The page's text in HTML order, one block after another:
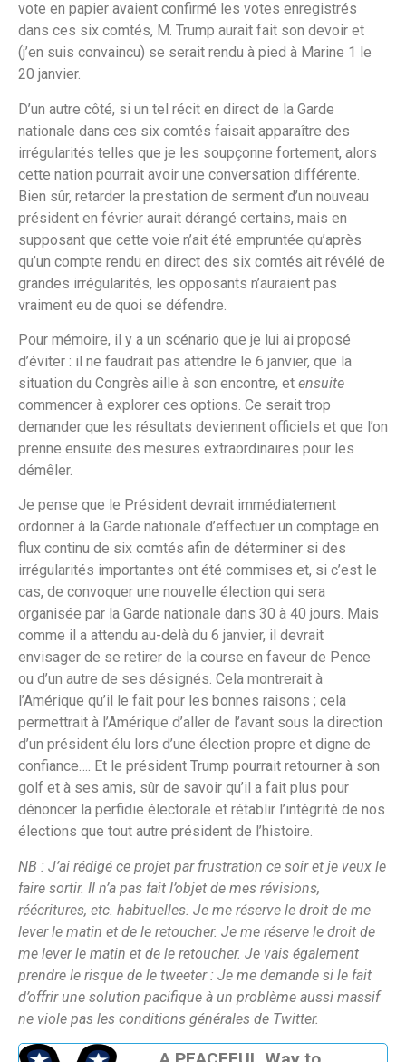
vote en papier avaient confirmé les votes enregistrés
dans ces six comtés, M. Trump aurait fait son devoir et
(j’en suis convaincu) se serait rendu à pied à Marine 1 le
20 janvier.
D’un autre côté, si un tel récit en direct de la Garde
nationale dans ces six comtés faisait apparaître des
irrégularités telles que je les soupçonne fortement, alors
cette nation pourrait avoir une conversation différente.
Bien sûr, retarder la prestation de serment d’un nouveau
président en février aurait dérangé certains, mais en
supposant que cette voie n’ait été empruntée qu’après
qu’un compte rendu en direct des six comtés ait révélé de
grandes irrégularités, les opposants n’auraient pas
vraiment eu de quoi se défendre.
Pour mémoire, il y a un scénario que je lui ai proposé
d’éviter : il ne faudrait pas attendre le 6 janvier, que la
situation du Congrès aille à son encontre, et ensuite
commencer à explorer ces options. Ce serait trop
demander que les résultats deviennent officiels et que l’on
prenne ensuite des mesures extraordinaires pour les
démêler.
Je pense que le Président devrait immédiatement
ordonner à la Garde nationale d’effectuer un comptage en
flux continu de six comtés afin de déterminer si des
irrégularités importantes ont été commises et, si c’est le
cas, de convoquer une nouvelle élection qui sera
organisée par la Garde nationale dans 30 à 40 jours. Mais
comme il a attendu au-delà du 6 janvier, il devrait
envisager de se retirer de la course en faveur de Pence
ou d’un autre de ses désignés. Cela montrerait à
l’Amérique qu’il le fait pour les bonnes raisons ; cela
permettrait à l’Amérique d’aller de l’avant sous la direction
d’un président élu lors d’une élection propre et digne de
confiance…. Et le président Trump pourrait retourner à son
golf et à ses amis, sûr de savoir qu’il a fait plus pour
dénoncer la perfidie électorale et rétablir l’intégrité de nos
élections que tout autre président de l’histoire.
NB : J’ai rédigé ce projet par frustration ce soir et je veux le
faire sortir. Il n’a pas fait l’objet de mes révisions,
réécritures, etc. habituelles. Je me réserve le droit de me
lever le matin et de le retoucher. Je me réserve le droit de
me lever le matin et de le retoucher. Je vais également
prendre le risque de le tweeter : Je me demande si le fait
d’offrir une solution pacifique à un problème aussi massif
ne viole pas les conditions générales de Twitter.